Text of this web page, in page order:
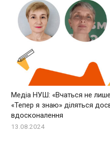
Медіа НУШ: «Вчаться не лише
«Тепер я знаю» діляться
вдосконалення
13.08.2024